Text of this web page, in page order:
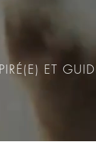
ET